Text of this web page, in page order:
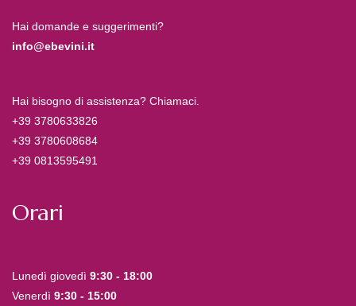
Hai domande e suggerimenti?
info@ebevini.it
Hai bisogno di assistenza? Chiamaci.
+39 3780633826
+39 3780608684
+39 0813595491
Orari
Lunedì giovedì 9:30 - 18:00
Venerdì 9:30 - 15:00